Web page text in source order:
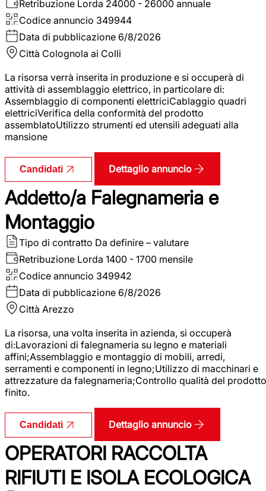
Retribuzione Lorda 24000 - 26000 annuale
Codice annuncio 349944
Data di pubblicazione 6/8/2026
Città Colognola ai Colli
La risorsa verrà inserita in produzione e si occuperà di
attività di assemblaggio elettrico, in particolare di:
Assemblaggio di componenti elettriciCablaggio quadri
elettriciVerifica della conformità del prodotto
assemblatoUtilizzo strumenti ed utensili adeguati alla
mansione
Candidati Dettaglio annuncio
Addetto/a Falegnameria e
Montaggio
Tipo di contratto Da definire – valutare
Retribuzione Lorda 1400 - 1700 mensile
Codice annuncio 349942
Data di pubblicazione 6/8/2026
Città Arezzo
La risorsa, una volta inserita in azienda, si occuperà
di:Lavorazioni di falegnameria su legno e materiali
affini;Assemblaggio e montaggio di mobili, arredi,
serramenti e componenti in legno;Utilizzo di macchinari e
attrezzature da falegnameria;Controllo qualità del prodotto
finito.
Candidati Dettaglio annuncio
OPERATORI RACCOLTA
RIFIUTI E ISOLA ECOLOGICA